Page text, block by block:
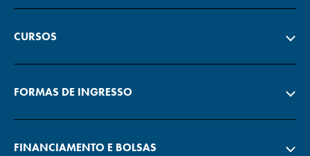
CURSOS
FORMAS DE INGRESSO
FINANCIAMENTO E BOLSAS